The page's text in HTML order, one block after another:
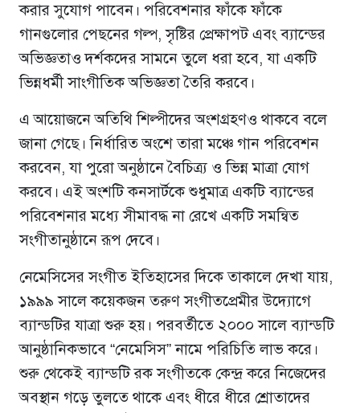
করার সুযোগ পাবেন। পরিবেশনার ফাঁকে ফাঁকে
গানগুলোর পেছনের গল্প, সৃষ্টির প্রেক্ষাপট এবং ব্যান্ডের
অভিজ্ঞতাও দর্শকদের সামনে তুলে ধরা হবে, যা একটি
ভিন্নধর্মী সাংগীতিক অভিজ্ঞতা তৈরি করবে।
এ আয়োজনে অতিথি শিল্পীদের অংশগ্রহণও থাকবে বলে
জানা গেছে। নির্ধারিত অংশে তারা মঞ্চে গান পরিবেশন
করবেন, যা পুরো অনুষ্ঠানে বৈচিত্র্য ও ভিন্ন মাত্রা যোগ
করবে। এই অংশটি কনসার্টকে শুধুমাত্র একটি ব্যান্ডের
পরিবেশনার মধ্যে সীমাবদ্ধ না রেখে একটি সমন্বিত
সংগীতানুষ্ঠানে রূপ দেবে।
নেমেসিসের সংগীত ইতিহাসের দিকে তাকালে দেখা যায়,
১৯৯৯ সালে কয়েকজন তরুণ সংগীতপ্রেমীর উদ্যোগে
ব্যান্ডটির যাত্রা শুরু হয়। পরবর্তীতে ২০০০ সালে ব্যান্ডটি
আনুষ্ঠানিকভাবে “নেমেসিস” নামে পরিচিতি লাভ করে।
শুরু থেকেই ব্যান্ডটি রক সংগীতকে কেন্দ্র করে নিজেদের
অবস্থান গড়ে তুলতে থাকে এবং ধীরে ধীরে শ্রোতাদের